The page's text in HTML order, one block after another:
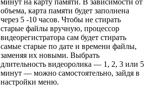
минут на карту памяти. В зависимости от
объема, карта памяти будет заполнена
через 5 -10 часов. Чтобы не стирать
старые файлы вручную, процессор
видеорегистратора сам будет стирать
самые старые по дате и времени файлы,
заменяя их новыми. Выбрать
длительность видеоролика — 1, 2, 3 или 5
минут — можно самостоятельно, зайдя в
настройки меню.